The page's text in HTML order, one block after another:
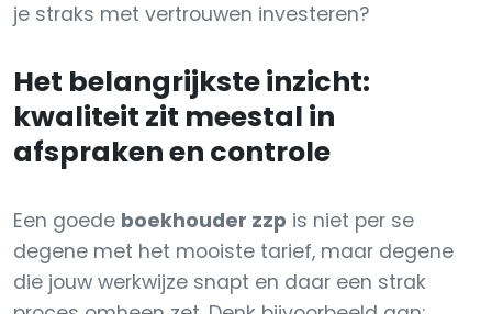
je straks met vertrouwen investeren?
Het belangrijkste inzicht:
kwaliteit zit meestal in
afspraken en controle
Een goede boekhouder zzp is niet per se
degene met het mooiste tarief, maar degene
die jouw werkwijze snapt en daar een strak